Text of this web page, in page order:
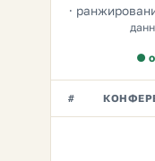
·
●
#